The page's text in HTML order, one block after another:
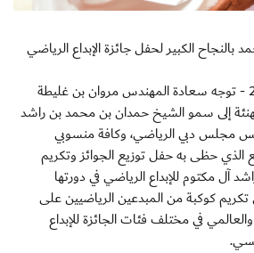
الكبير لحفل جائزة الإبداع الرياضي
دبي الأربعاء 10 يناير 2018 - توجه سعادة المهندس مروان بن غليطة
إلى سمو الشيخ حمدان بن محمد بن راشد
مجلس دبي الرياضي، وكافة منسوبي
الذي حظى به حفل توزيع الجوائز وتكريم
آل مكتوم للإبداع الرياضي في دورتها
كوكبة من المبدعين الرياضيين على
في مختلف فئات الجائزة للإبداع